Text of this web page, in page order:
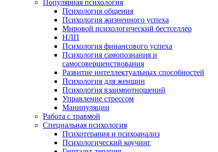
Популярная психология
Психология общения
Психология жизненного успеха
Мировой психологический бестселлер
НЛП
Психология финансового успеха
Психология самопознания и
самосовершенствования
Развитие интеллектуальных способностей
Психология для женщин
Психология взаимоотношений
Управление стрессом
Манипуляции
Работа с травмой
Специальная психология
Психотерапия и психоанализ
Психологический коучинг